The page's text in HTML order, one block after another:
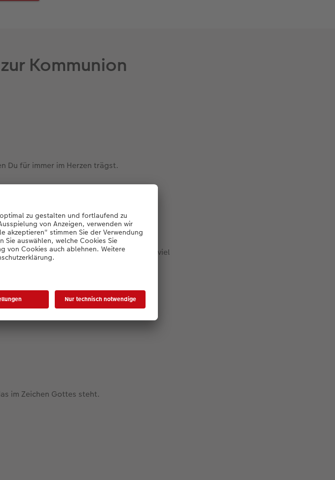
Kommunion
Du für immer im Herzen trägst.
stolz auf Dich und wünschen Dir ganz viel
im Zeichen Gottes steht.